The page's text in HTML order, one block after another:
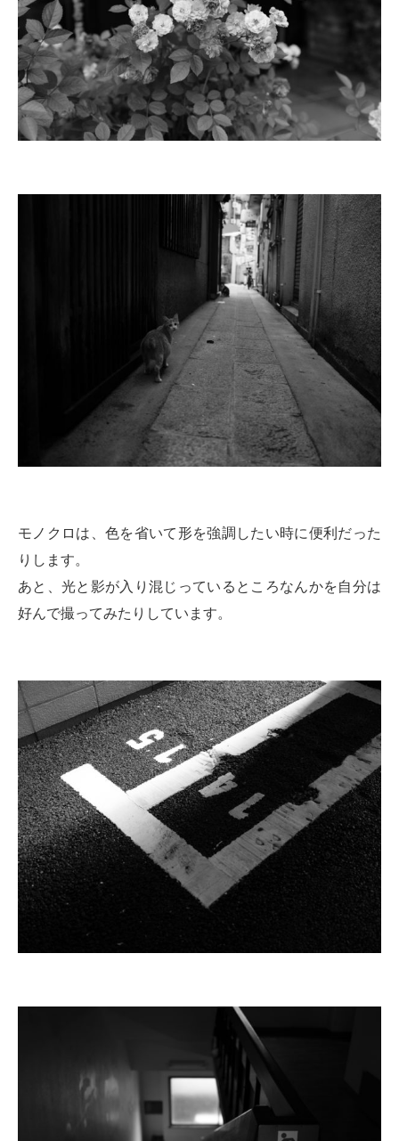
モノクロは、色を省いて形を強調したい時に便利だった
りします。
あと、光と影が入り混じっているところなんかを自分は
好んで撮ってみたりしています。